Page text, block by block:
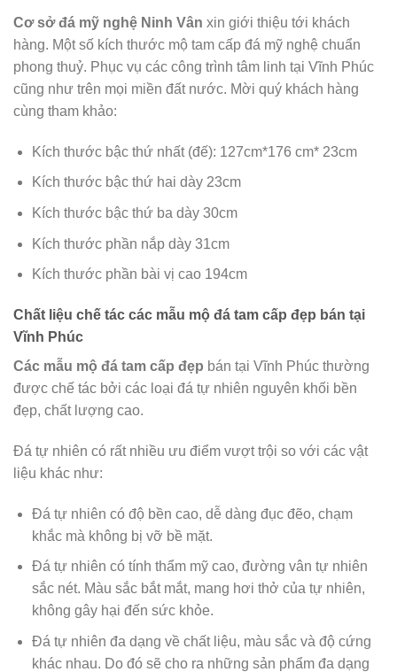
Cơ sở đá mỹ nghệ Ninh Vân xin giới thiệu tới khách
hàng. Một số kích thước mộ tam cấp đá mỹ nghệ chuẩn
phong thuỷ. Phục vụ các công trình tâm linh tại Vĩnh Phúc
cũng như trên mọi miền đất nước. Mời quý khách hàng
cùng tham khảo:
Kích thước bậc thứ nhất (đế): 127cm*176 cm* 23cm
Kích thước bậc thứ hai dày 23cm
Kích thước bậc thứ ba dày 30cm
Kích thước phần nắp dày 31cm
Kích thước phần bài vị cao 194cm
Chất liệu chế tác các mẫu mộ đá tam cấp đẹp bán tại
Vĩnh Phúc
Các mẫu mộ đá tam cấp đẹp bán tại Vĩnh Phúc thường
được chế tác bởi các loại đá tự nhiên nguyên khối bền
đẹp, chất lượng cao.
Đá tự nhiên có rất nhiều ưu điểm vượt trội so với các vật
liệu khác như:
Đá tự nhiên có độ bền cao, dễ dàng đục đẽo, chạm
khắc mà không bị vỡ bề mặt.
Đá tự nhiên có tính thẩm mỹ cao, đường vân tự nhiên
sắc nét. Màu sắc bắt mắt, mang hơi thở của tự nhiên,
không gây hại đến sức khỏe.
Đá tự nhiên đa dạng về chất liệu, màu sắc và độ cứng
khác nhau. Do đó sẽ cho ra những sản phẩm đa dạng